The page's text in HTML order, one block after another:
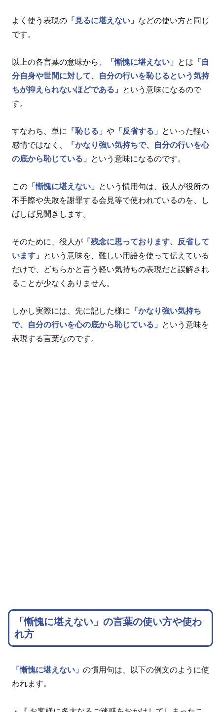
よく使う表現の 「見るに堪えない」 などの使い方と同じ
です。
以上の各言葉の意味から、 「慚愧に堪えない」 とは 「自
分自身や世間に対して、自分の行いを恥じるという気持
ちが抑えられないほどである」
という意味になるので
す。
すなわち、単に 「恥じる」 や 「反省する」
といった軽い
感情ではなく、
「かなり強い気持ちで、自分の行いを心
の底から恥じている」
という意味になるのです。
この 「慚愧に堪えない」
という慣用句は、役人が役所の
不手際や失敗を謝罪する会見等で使われているのを、し
ばしば見聞きします。
そのために、役人が 「残念に思っております、反省して
います」
という意味を、難しい用語を使って伝えている
だけで、どちらかと言う軽い気持ちの表現だと誤解され
ることが少なくありません。
しかし実際には、先に記した様に
「かなり強い気持ち
で、自分の行いを心の底から恥じている」
という意味を
表現する言葉なのです。
「慚愧に堪えない」の言葉の使い方や使わ
れ方
「慚愧に堪えない」 の慣用句は、以下の例文のように使
われます。